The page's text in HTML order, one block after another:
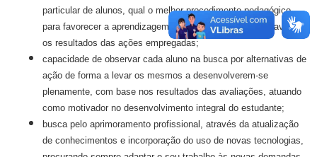
particular de alunos, qual o melhor procedimento pedagógico
para favorecer a aprendizagem, estando preparado para avaliar
os resultados das ações empregadas;
capacidade de observar cada aluno na busca por alternativas de
ação de forma a levar os mesmos a desenvolverem-se
plenamente, com base nos resultados das avaliações, atuando
como motivador no desenvolvimento integral do estudante;
busca pelo aprimoramento profissional, através da atualização
de conhecimentos e incorporação do uso de novas tecnologias,